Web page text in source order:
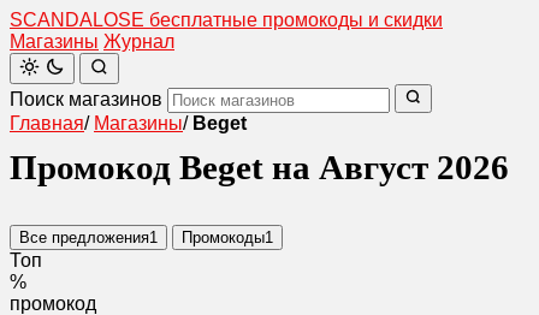
SCANDALOSE бесплатные промокоды и скидки
Магазины Журнал
Поиск магазинов
Главная/ Магазины/ Beget
Промокод Beget на Август 2026
Все предложения1 Промокоды1
Топ
%
промокод